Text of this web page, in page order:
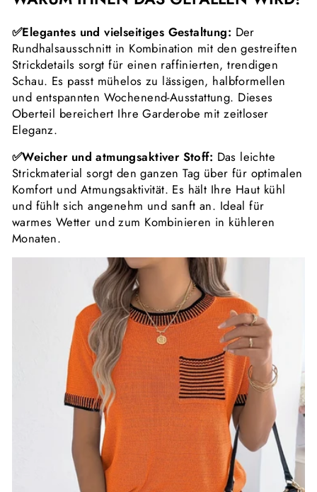
✅Elegantes und vielseitiges Gestaltung: Der
Rundhalsausschnitt in Kombination mit den gestreiften
Strickdetails sorgt für einen raffinierten, trendigen
Schau. Es passt mühelos zu lässigen, halbformellen
und entspannten Wochenend-Ausstattung. Dieses
Oberteil bereichert Ihre Garderobe mit zeitloser
Eleganz.
✅Weicher und atmungsaktiver Stoff: Das leichte
Strickmaterial sorgt den ganzen Tag über für optimalen
Komfort und Atmungsaktivität. Es hält Ihre Haut kühl
und fühlt sich angenehm und sanft an. Ideal für
warmes Wetter und zum Kombinieren in kühleren
Monaten.